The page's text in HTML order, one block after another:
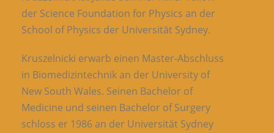
der Science Foundation for Physics an der
School of Physics der Universität Sydney.
Kruszelnicki erwarb einen Master-Abschluss
in Biomedizintechnik an der University of
New South Wales. Seinen Bachelor of
Medicine und seinen Bachelor of Surgery
schloss er 1986 an der Universität Sydney